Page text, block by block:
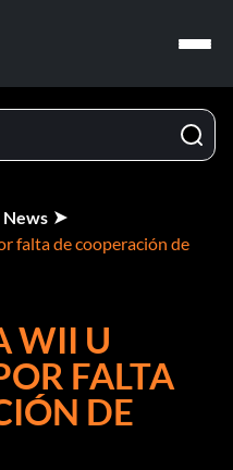
News
falta de cooperación de
WII U
FALTA
DE